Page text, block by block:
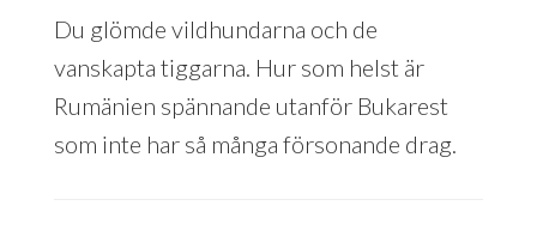
Du glömde vildhundarna och de
vanskapta tiggarna. Hur som helst är
Rumänien spännande utanför Bukarest
som inte har så många försonande drag.